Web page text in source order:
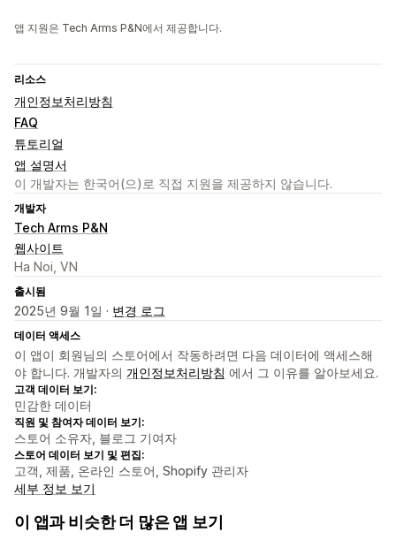
앱 지원은 Tech Arms P&N에서 제공합니다.
리소스
개인정보처리방침
FAQ
튜토리얼
앱 설명서
이 개발자는 한국어(으)로 직접 지원을 제공하지 않습니다.
개발자
Tech Arms P&N
웹사이트
Ha Noi, VN
출시됨
2025년 9월 1일 · 변경 로그
데이터 액세스
이 앱이 회원님의 스토어에서 작동하려면 다음 데이터에 액세스해
야 합니다. 개발자의 개인정보처리방침 에서 그 이유를 알아보세요.
고객 데이터 보기:
민감한 데이터
직원 및 참여자 데이터 보기:
스토어 소유자, 블로그 기여자
스토어 데이터 보기 및 편집:
고객, 제품, 온라인 스토어, Shopify 관리자
세부 정보 보기
이 앱과 비슷한 더 많은 앱 보기